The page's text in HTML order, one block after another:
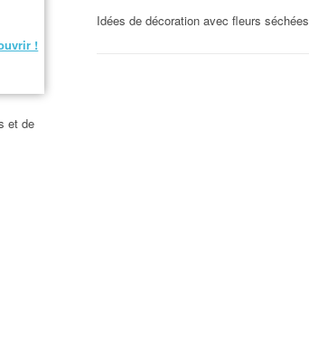
!
et de
Idées de décoration avec fleurs séchées